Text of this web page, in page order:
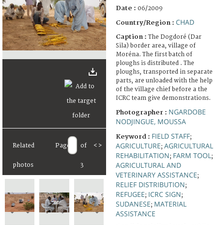
Related
photos
Page of
3
< >
Date : 06/2009
Country/Region : CHAD
Caption :The Dogdoré (Dar
Sila) border area, village of
Moréna. The first batch of
ploughs is distributed . The
ploughs, transported in separate
parts, are unloaded with the help
of the village chief before a the
ICRC team give demonstrations.
Photographer : NGARDOBE
NODJINGUE, MOUSSA
Keyword : FIELD STAFF;
AGRICULTURE; AGRICULTURAL
REHABILITATION; FARM TOOL ;
AGRICULTURAL AND
VETERINARY ASSISTANCE;
RELIEF DISTRIBUTION;
REFUGEE; ICRC SIGN;
SUDANESE; MATERIAL
ASSISTANCE